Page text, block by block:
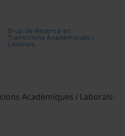
Acadèmiques i Laborals-